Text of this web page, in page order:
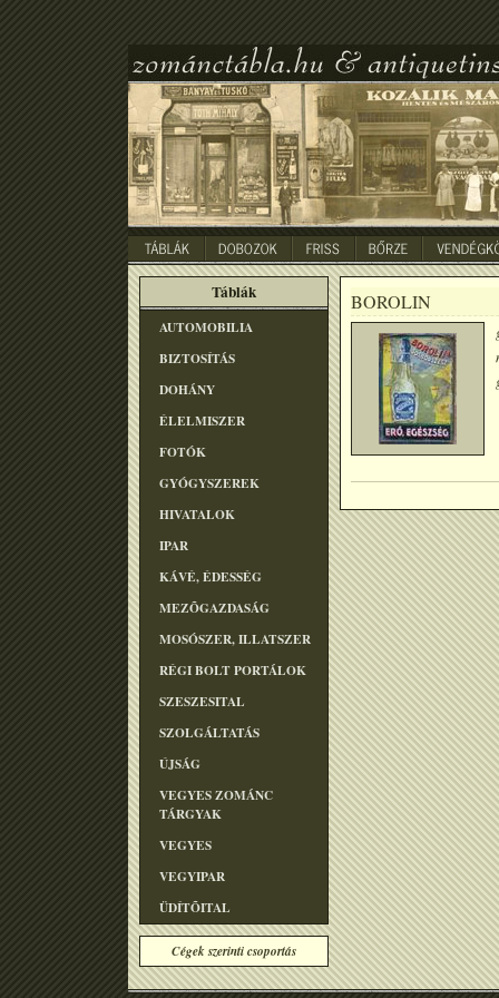
Táblák
AUTOMOBILIA
BIZTOSÍTÁS
DOHÁNY
ÉLELMISZER
FOTÓK
GYÓGYSZEREK
HIVATALOK
IPAR
KÁVÉ, ÉDESSÉG
MEZÕGAZDASÁG
MOSÓSZER, ILLATSZER
RÉGI BOLT PORTÁLOK
SZESZESITAL
SZOLGÁLTATÁS
ÚJSÁG
VEGYES ZOMÁNC
TÁRGYAK
VEGYES
VEGYIPAR
ÜDÍTÕITAL
Cégek szerinti csoportás
BOROLIN